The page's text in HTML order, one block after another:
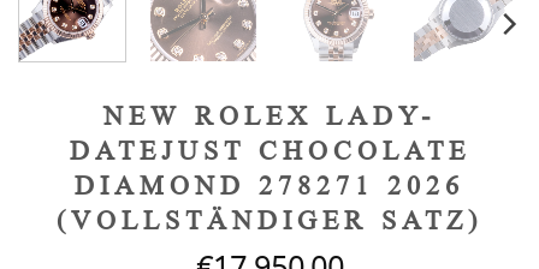
NEW ROLEX LADY-
DATEJUST CHOCOLATE
DIAMOND 278271 2026
(VOLLSTÄNDIGER SATZ)